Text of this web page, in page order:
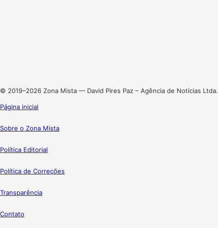
© 2019–2026 Zona Mista — David Pires Paz – Agência de Notícias Ltda.
Página inicial
Sobre o Zona Mista
Política Editorial
Política de Correções
Transparência
Contato